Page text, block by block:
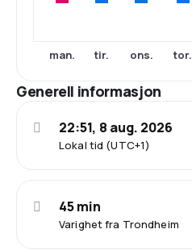
man. tir. ons. tor.
Generell informasjon
Lokal tid (UTC+1)
22:51, 8 aug. 2026
Varighet fra Trondheim
45 min